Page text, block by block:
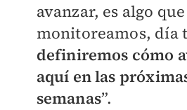
avanzar, es algo que
monitoreamos, día
definiremos cómo
aquí en las
semanas”.